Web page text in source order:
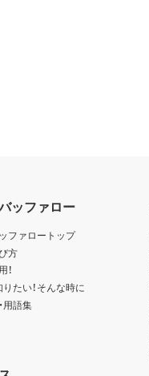
ッファロー
ファロートップ
方
！
りたい！そんな時に
用語集